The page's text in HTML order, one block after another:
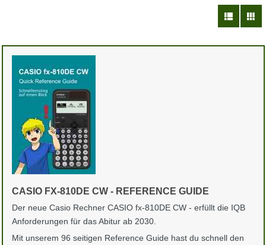
CASIO FX-810DE CW - REFERENCE GUIDE
Der neue Casio Rechner CASIO fx-810DE CW - erfüllt die IQB
Anforderungen für das Abitur ab 2030.
Mit unserem 96 seitigen Reference Guide hast du schnell den